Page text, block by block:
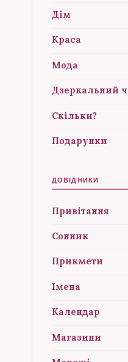
Дім
Краса
Мода
Дзеркальний
Скільки?
Подарунки
ДОВІДНИКИ
Привітання
Сонник
Прикмети
Імена
Календар
Магазини